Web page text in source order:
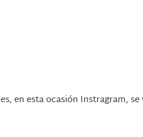
en esta ocasión Instragram, se